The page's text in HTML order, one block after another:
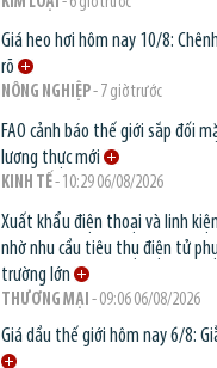
Giá heo hơi hôm nay 10/8:
rõ
NÔNG NGHIỆP- 7 giờ trước
FAO cảnh báo thế giới sắp đối
lương thực mới
KINH TẾ- 10:29 06/08/2026
Xuất khẩu điện thoại và linh
nhờ nhu cầu tiêu thụ điện tử
trường lớn
THƯƠNG MẠI - 09:06 06/08/2026
Giá dầu thế giới hôm nay 6/8: